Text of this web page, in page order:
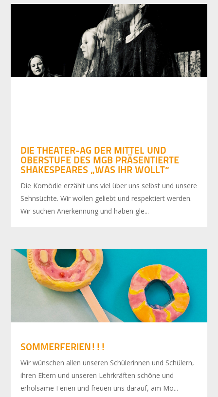
DIE THEATER-AG DER MITTEL UND
OBERSTUFE DES MGB PRÄSENTIERTE
SHAKESPEARES „WAS IHR WOLLT“
Die Komödie erzählt uns viel über uns selbst und unsere
Sehnsüchte. Wir wollen geliebt und respektiert werden.
Wir suchen Anerkennung und haben gle...
SOMMERFERIEN!!!
Wir wünschen allen unseren Schülerinnen und Schülern,
ihren Eltern und unseren Lehrkräften schöne und
erholsame Ferien und freuen uns darauf, am Mo...